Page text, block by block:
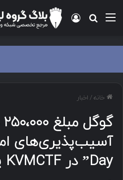
منو جستجو برای
ورود
خانه/ اخبار
Day” در KVMCTF پرداخت می‌کند.